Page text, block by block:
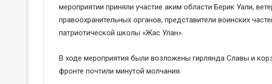
мероприятии приняли участие аким области Берик Уали,
правоохранительных органов, представители воинских
патриотической школы «Жас Улан».
В ходе мероприятия были возложены гирлянда Славы и
фронте почтили минутой молчания.